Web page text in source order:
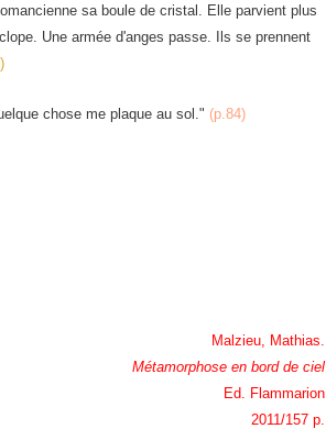
sa boule de cristal. Elle parvient plus
Une armée d'anges passe. Ils se prennent
chose me plaque au sol." (p.84)
Malzieu, Mathias.
Métamorphose en bord de ciel
Ed. Flammarion
2011/157 p.